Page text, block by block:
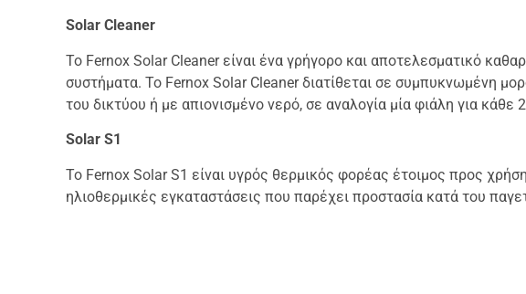
Solar Cleaner
Το Fernox Solar Cleaner είναι ένα γρήγορο και αποτελεσματικό
συστήματα. Το Fernox Solar Cleaner διατίθεται σε συμπυκνωμένη
του δικτύου ή με απιονισμένο νερό, σε αναλογία μία φιάλη για κάθε
Solar S1
To Fernox Solar S1 είναι υγρός θερμικός φορέας έτοιμος προς
ηλιοθερμικές εγκαταστάσεις που παρέχει προστασία κατά του